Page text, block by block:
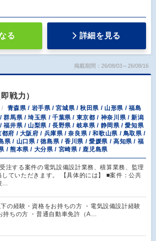
る 詳細を見る
掲載期間：26/08/03～26/08/16
戦力）
青森県 / 岩手県 / 宮城県 / 秋田県 / 山形県 / 福島
群馬県 / 埼玉県 / 千葉県 / 東京都 / 神奈川県 / 新潟
福井県 / 山梨県 / 長野県 / 岐阜県 / 静岡県 / 愛知県
府 / 大阪府 / 兵庫県 / 奈良県 / 和歌山県 / 鳥取県 /
県 / 山口県 / 徳島県 / 香川県 / 愛媛県 / 高知県 / 福
/ 熊本県 / 大分県 / 宮崎県 / 鹿児島県
注する案件の電気設備設計業務、積算業務、監理
していただきます。 【具体的には】 ■案件：公共
…
の経験・資格をお持ちの方 ・電気設備設計経験
持ちの方 ・普通自動車免許（A…